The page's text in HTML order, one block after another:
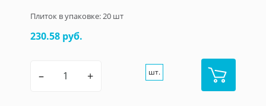
Плиток в упаковке:20 шт
230.58 руб.
– + шт.